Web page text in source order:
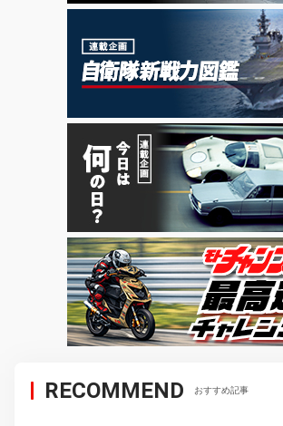
RECOMMEND おすすめ記事